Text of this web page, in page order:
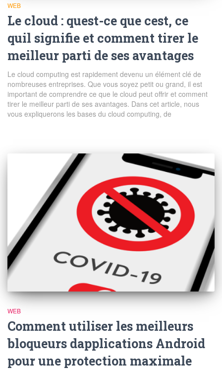
WEB
Le cloud : quest-ce que cest, ce
quil signifie et comment tirer le
meilleur parti de ses avantages
Le cloud computing est rapidement devenu un élément clé de
nombreuses entreprises. Que vous soyez petit ou grand, il est
important de comprendre ce que le cloud peut offrir et comment
tirer le meilleur parti de ses avantages. Dans cet article, nous
vous expliquerons les bases du cloud computing, de
WEB
Comment utiliser les meilleurs
bloqueurs dapplications Android
pour une protection maximale